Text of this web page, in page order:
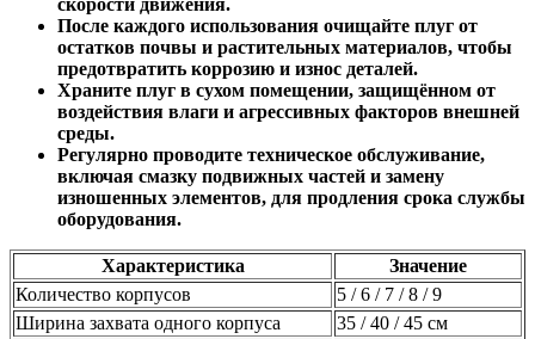
После каждого использования очищайте плуг от
остатков почвы и растительных материалов, чтобы
предотвратить коррозию и износ деталей.
Храните плуг в сухом помещении, защищённом от
воздействия влаги и агрессивных факторов внешней
среды.
Регулярно проводите техническое обслуживание,
включая смазку подвижных частей и замену
изношенных элементов, для продления срока службы
оборудования.
Характеристика
Значение
Количество корпусов
5 / 6 / 7 / 8 / 9
Ширина захвата одного корпуса
35 / 40 / 45 см